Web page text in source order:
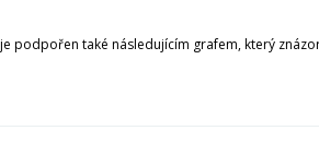
podpořen také následujícím grafem, který